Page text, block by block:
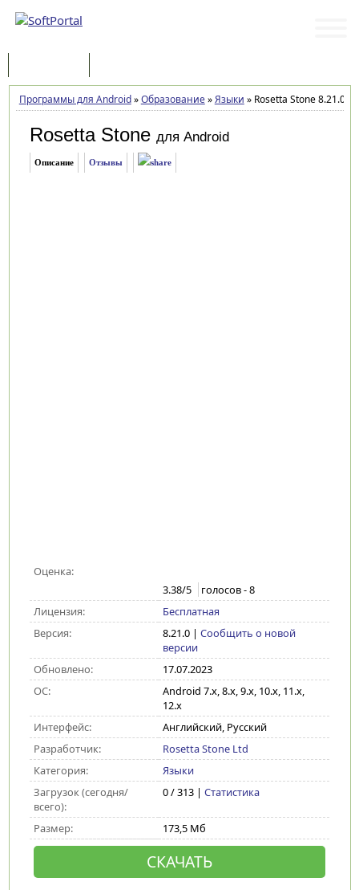
Программы для Android»Образование»Языки »Rosetta Stone 8.21.0
Rosetta Stone для Android
Описание Отзывы
Оценка:
3.38/5 голосов -8
Лицензия:
Бесплатная
Версия:
8.21.0| Сообщить о новой
версии
Обновлено:
17.07.2023
ОС:
Android 7.x, 8.x, 9.x, 10.x, 11.x,
12.x
Интерфейс:
Английский, Русский
Разработчик:
Rosetta Stone Ltd
Категория:
Языки
Загрузок (сегодня/
всего):
0 / 313 | Статистика
Размер: 173,5 Мб
СКАЧАТЬ